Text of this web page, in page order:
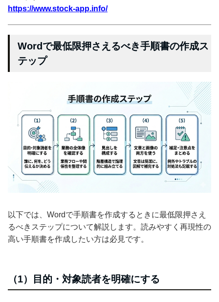
https://www.stock-app.info/
Wordで最低限押さえるべき手順書の作成ス
テップ
以下では、Wordで手順書を作成するときに最低限押さえ
るべきステップについて解説します。読みやすく再現性の
高い手順書を作成したい方は必見です。
（1）目的・対象読者を明確にする